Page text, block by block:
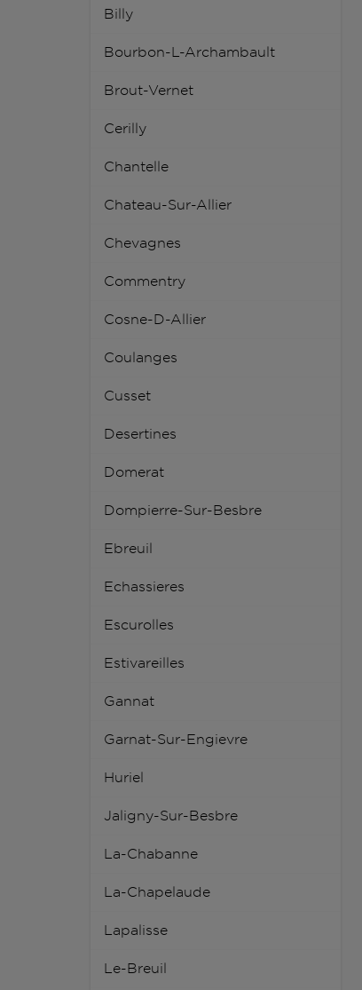
Billy
Bourbon-L-Archambault
Brout-Vernet
Cerilly
Chantelle
Chateau-Sur-Allier
Chevagnes
Commentry
Cosne-D-Allier
Coulanges
Cusset
Desertines
Domerat
Dompierre-Sur-Besbre
Ebreuil
Echassieres
Escurolles
Estivareilles
Gannat
Garnat-Sur-Engievre
Huriel
Jaligny-Sur-Besbre
La-Chabanne
La-Chapelaude
Lapalisse
Le-Breuil